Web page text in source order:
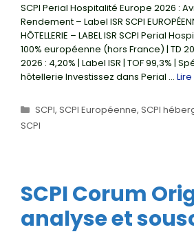
SCPI Perial Hospitalité Europe 2026 :
Rendement – Label ISR SCPI
HÔTELLERIE – LABEL ISR SCPI Perial
100% européenne (hors France) | TD
2026 : 4,20% | Label ISR | TOF 99,3% |
hôtellerie Investissez dans Perial …
Catégories
SCPI, SCPI Européenne, SCPI
SCPI
SCPI Corum
analyse et